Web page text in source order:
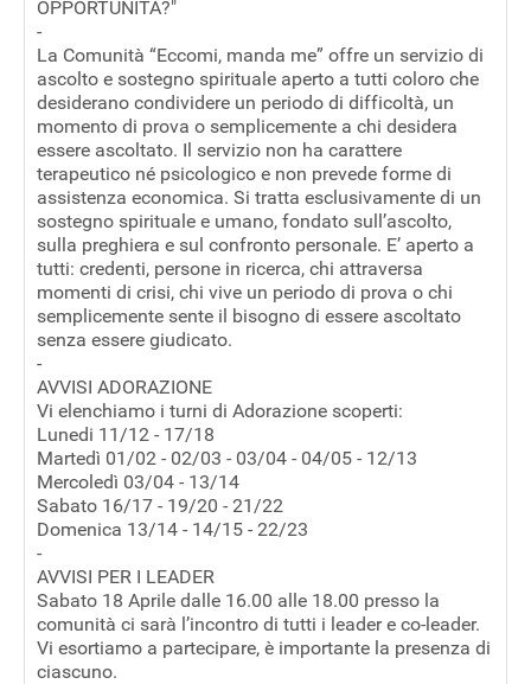
OPPORTUNITÀ?"
-
La Comunità “Eccomi, manda me” offre un servizio di
ascolto e sostegno spirituale aperto a tutti coloro che
desiderano condividere un periodo di difficoltà, un
momento di prova o semplicemente a chi desidera
essere ascoltato. Il servizio non ha carattere
terapeutico né psicologico e non prevede forme di
assistenza economica. Si tratta esclusivamente di un
sostegno spirituale e umano, fondato sull’ascolto,
sulla preghiera e sul confronto personale. E’ aperto a
tutti: credenti, persone in ricerca, chi attraversa
momenti di crisi, chi vive un periodo di prova o chi
semplicemente sente il bisogno di essere ascoltato
senza essere giudicato.
-
AVVISI ADORAZIONE
Vi elenchiamo i turni di Adorazione scoperti:
Lunedi 11/12 - 17/18
Martedì 01/02 - 02/03 - 03/04 - 04/05 - 12/13
Mercoledì 03/04 - 13/14
Sabato 16/17 - 19/20 - 21/22
Domenica 13/14 - 14/15 - 22/23
-
AVVISI PER I LEADER
Sabato 18 Aprile dalle 16.00 alle 18.00 presso la
comunità ci sarà l’incontro di tutti i leader e co-leader.
Vi esortiamo a partecipare, è importante la presenza di
ciascuno.